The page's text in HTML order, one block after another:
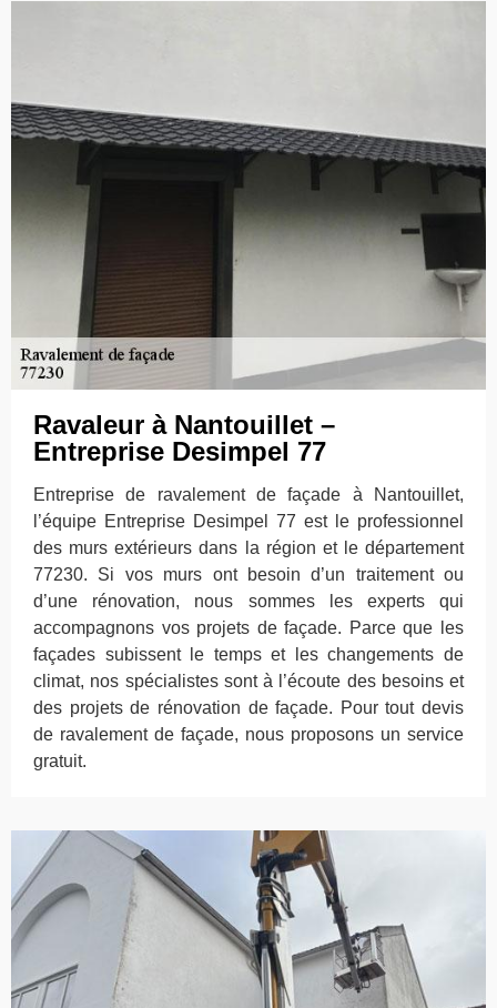
Ravaleur à Nantouillet –
Entreprise Desimpel 77
Entreprise de ravalement de façade à Nantouillet,
l’équipe Entreprise Desimpel 77 est le professionnel
des murs extérieurs dans la région et le département
77230. Si vos murs ont besoin d’un traitement ou
d’une rénovation, nous sommes les experts qui
accompagnons vos projets de façade. Parce que les
façades subissent le temps et les changements de
climat, nos spécialistes sont à l’écoute des besoins et
des projets de rénovation de façade. Pour tout devis
de ravalement de façade, nous proposons un service
gratuit.